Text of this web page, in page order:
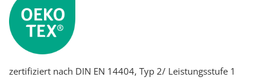
zertifiziert nach DIN EN 14404, Typ 2/ Leistungsstufe 1